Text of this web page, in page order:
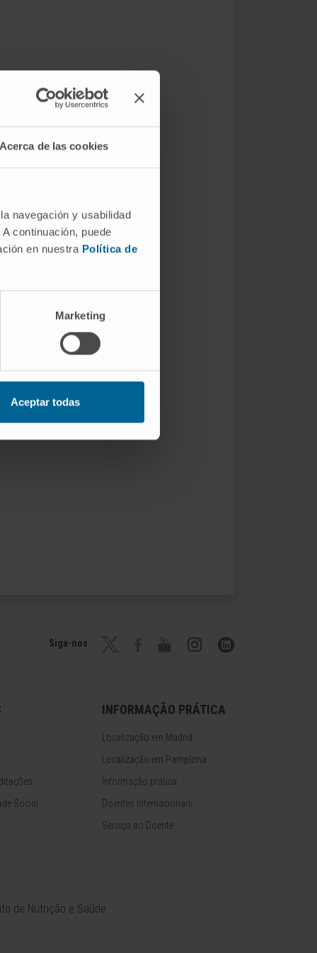
Acerca de las cookies
navegación y usabilidad
continuación, puede
en nuestra Política de
Marketing
Aceptar todas
Siga-nos
Social
INFORMAÇÃO PRÁTICA
Localização em Madrid
Localização em Pamplona
Informação prática
Doentes Internacionais
Serviço ao Doente
de Nutrição e Saúde